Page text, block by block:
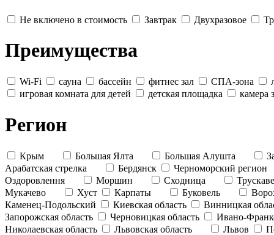
Не включено в стоимость Завтрак Двухразовое
Преимущества
Wi-Fi сауна бассейн фитнес зал СПА-зона
игровая комната для детей
детская площадка камера
Регион
Крым Большая Ялта Большая Алушта
Арабатская стрелка
Бердянск
Черноморский регион
Оздоровлення
Моршин Сходница
Мукачево
Хуст Карпаты Буковель
Каменец-Подольский
Киевская область
Винницкая
Запорожская область
Черновицкая область
Ивано-
Николаевская область
Львовская область Львов